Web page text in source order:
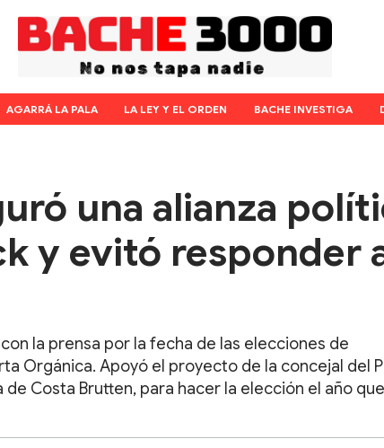
AGARRÁ LA PALA LA LEY Y EL ORDEN BACHE INVESTIGA
una alianza
y evitó responder
la prensa por la fecha de las elecciones de
Orgánica. Apoyó el proyecto de la concejal del
Costa Brutten, para hacer la elección el año